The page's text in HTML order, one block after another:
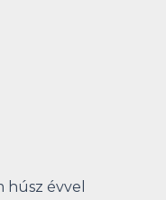
húsz évvel